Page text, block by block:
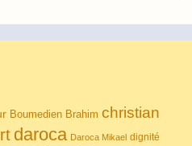
Boumedien Brahim christian
daroca Daroca Mikael dignité